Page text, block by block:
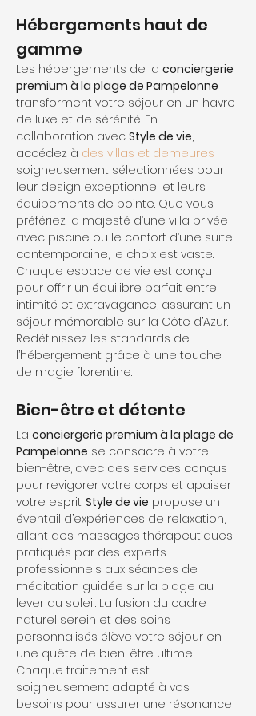
Hébergements haut de
gamme
Les hébergements de la conciergerie
premium à la plage de Pampelonne
transforment votre séjour en un havre
de luxe et de sérénité. En
collaboration avec Style de vie,
accédez à des villas et demeures
soigneusement sélectionnées pour
leur design exceptionnel et leurs
équipements de pointe. Que vous
préfériez la majesté d’une villa privée
avec piscine ou le confort d’une suite
contemporaine, le choix est vaste.
Chaque espace de vie est conçu
pour offrir un équilibre parfait entre
intimité et extravagance, assurant un
séjour mémorable sur la Côte d’Azur.
Redéfinissez les standards de
l’hébergement grâce à une touche
de magie florentine.
Bien-être et détente
La conciergerie premium à la plage de
Pampelonne se consacre à votre
bien-être, avec des services conçus
pour revigorer votre corps et apaiser
votre esprit. Style de vie propose un
éventail d’expériences de relaxation,
allant des massages thérapeutiques
pratiqués par des experts
professionnels aux séances de
méditation guidée sur la plage au
lever du soleil. La fusion du cadre
naturel serein et des soins
personnalisés élève votre séjour en
une quête de bien-être ultime.
Chaque traitement est
soigneusement adapté à vos
besoins pour assurer une résonance